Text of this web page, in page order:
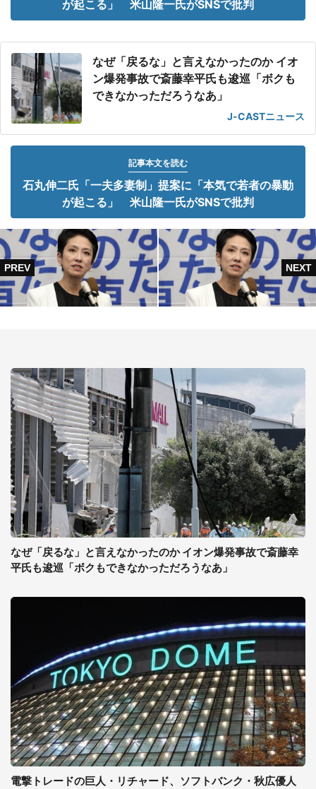
が起こる」 米山隆一氏がSNSで批判
なぜ「戻るな」と言えなかったのか イオ
ン爆発事故で斎藤幸平氏も逡巡「ボクも
できなかっただろうなあ」
J-CASTニュース
記事本文を読む
石丸伸二氏「一夫多妻制」提案に「本気で若者の暴動
が起こる」 米山隆一氏がSNSで批判
なぜ「戻るな」と言えなかったのか イオン爆発事故で斎藤幸
平氏も逡巡「ボクもできなかっただろうなあ」
電撃トレードの巨人・リチャード、ソフトバンク・秋広優人